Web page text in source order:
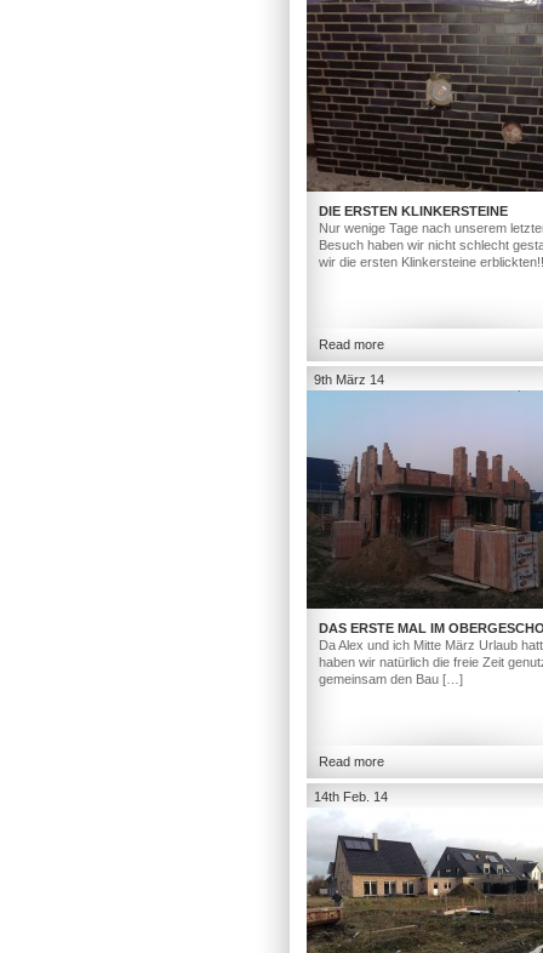
DIE ERSTEN KLINKERSTEINE
Nur wenige Tage nach unserem
Besuch haben wir nicht schlecht
wir die ersten Klinkersteine
Read more
9th März 14
DAS ERSTE MAL IM
Da Alex und ich Mitte März Urlaub
haben wir natürlich die freie Zeit
gemeinsam den Bau […]
Read more
14th Feb. 14